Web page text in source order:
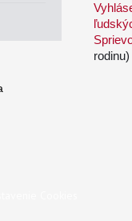
rodinu)